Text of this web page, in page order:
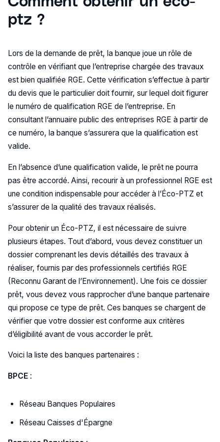
ptz ?
Lors de la demande de prêt, la banque joue un rôle de
contrôle en vérifiant que l’entreprise chargée des travaux
est bien qualifiée RGE. Cette vérification s’effectue à partir
du devis que le particulier doit fournir, sur lequel doit figurer
le numéro de qualification RGE de l’entreprise. En
consultant l’annuaire public des entreprises RGE à partir de
ce numéro, la banque s’assurera que la qualification est
valide.
En l’absence d’une qualification valide, le prêt ne pourra
pas être accordé. Ainsi, recourir à un professionnel RGE est
une condition indispensable pour accéder à l’Éco-PTZ et
s’assurer de la qualité des travaux réalisés.
Pour obtenir un Éco-PTZ, il est nécessaire de suivre
plusieurs étapes. Tout d’abord, vous devez constituer un
dossier comprenant les devis détaillés des travaux à
réaliser, fournis par des professionnels certifiés RGE
(Reconnu Garant de l’Environnement). Une fois ce dossier
prêt, vous devez vous rapprocher d’une banque partenaire
qui propose ce type de prêt. Ces banques se chargent de
vérifier que votre dossier est conforme aux critères
d’éligibilité avant de vous accorder le prêt.
Voici la liste des banques partenaires :
BPCE:
Réseau Banques Populaires
Réseau Caisses d'Épargne